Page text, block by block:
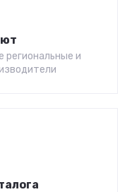
региональные и